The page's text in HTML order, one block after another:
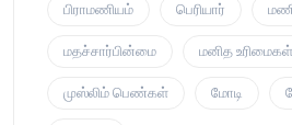
பிராமணியம் பெரியார்
மதச்சார்பின்மை மனித உரிமைகள்
முஸ்லிம் பெண்கள் மோடி